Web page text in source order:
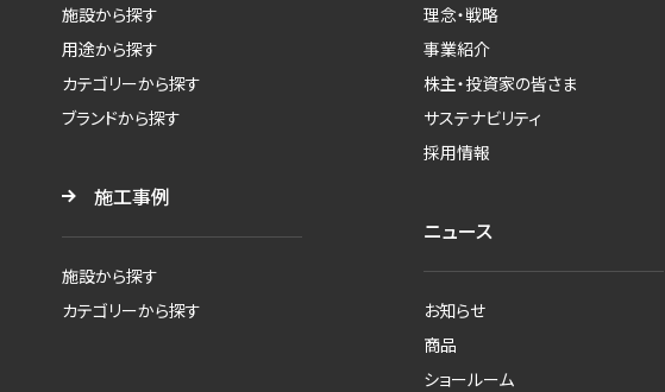
施設から探す
用途から探す
カテゴリーから探す
ブランドから探す
施工事例
施設から探す
カテゴリーから探す
理念・戦略
事業紹介
株主・投資家の皆さま
サステナビリティ
採用情報
ニュース
お知らせ
商品
ショールーム